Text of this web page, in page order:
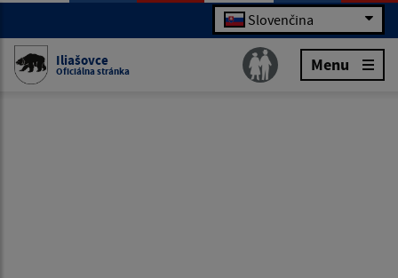
Slovenčina
Iliašovce
Oficiálna stránka Menu